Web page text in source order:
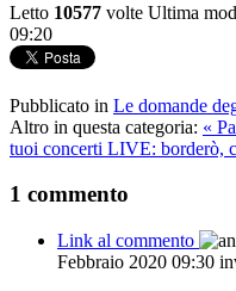
Letto 10577 volte Ultima
09:20
Pubblicato in Le domande
Altro in questa categoria: «
tuoi concerti LIVE: borderò,
1 commento
Link al commento
Febbraio 2020 09:30